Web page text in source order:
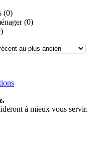
(0)
(0)
à mieux vous servir.